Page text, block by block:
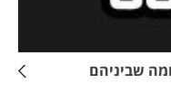
שביניהם